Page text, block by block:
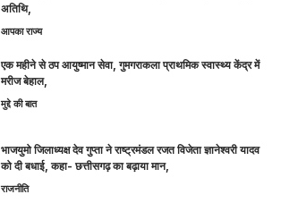
अतिथि,
आपका राज्य
एक महीने से ठप आयुष्मान सेवा, गुमगराकला प्राथमिक स्वास्थ्य केंद्र में
मरीज बेहाल,
मुद्दे की बात
भाजयुमो जिलाध्यक्ष देव गुप्ता ने राष्ट्रमंडल रजत विजेता ज्ञानेश्वरी यादव
को दी बधाई, कहा- छत्तीसगढ़ का बढ़ाया मान,
राजनीति